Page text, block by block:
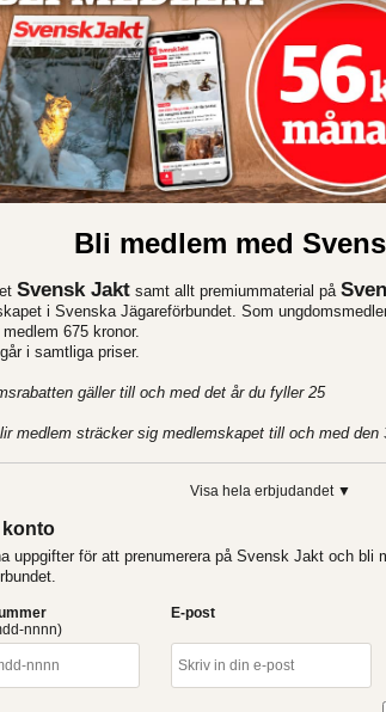
Bli medlem med
Svensk Jaktsamt allt premiummaterial på
i Svenska Jägareförbundet. Som
675 kronor.
i samtliga priser.
gäller till och med det år du fyller 25
medlem sträcker sig medlemskapet till och med den
Visa hela erbjudandet ▼
konto
uppgifter för att prenumerera på Svensk Jakt och bli
nnnn)
E-post